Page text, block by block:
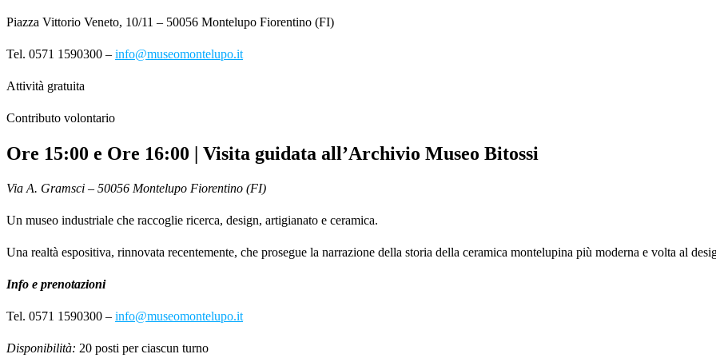
Piazza Vittorio Veneto, 10/11 – 50056 Montelupo Fiorentino (FI)
Tel. 0571 1590300 – info@museomontelupo.it
Attività gratuita
Contributo volontario
Ore 15:00 e Ore 16:00 | Visita guidata all’Archivio Museo Bitossi
Via A. Gramsci – 50056 Montelupo Fiorentino (FI)
Un museo industriale che raccoglie ricerca, design, artigianato e ceramica.
Una realtà espositiva, rinnovata recentemente, che prosegue la narrazione della storia della ceramica montelupina più moderna e volta al
Info e prenotazioni
Tel. 0571 1590300 – info@museomontelupo.it
Disponibilità: 20 posti per ciascun turno